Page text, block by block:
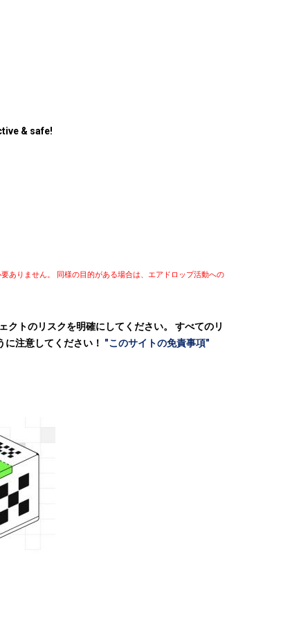
& safe!
ありません。 同様の目的がある場合は、エアドロップ活動への
トのリスクを明確にしてください。 すべてのリ
注意してください！ "このサイトの免責事項"